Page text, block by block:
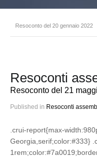
Resoconto del 20 gennaio 2022
Resoconti
Resoconto del 21
Published in Resoconti
.crui-report{max-
Georgia,serif;color:#333}